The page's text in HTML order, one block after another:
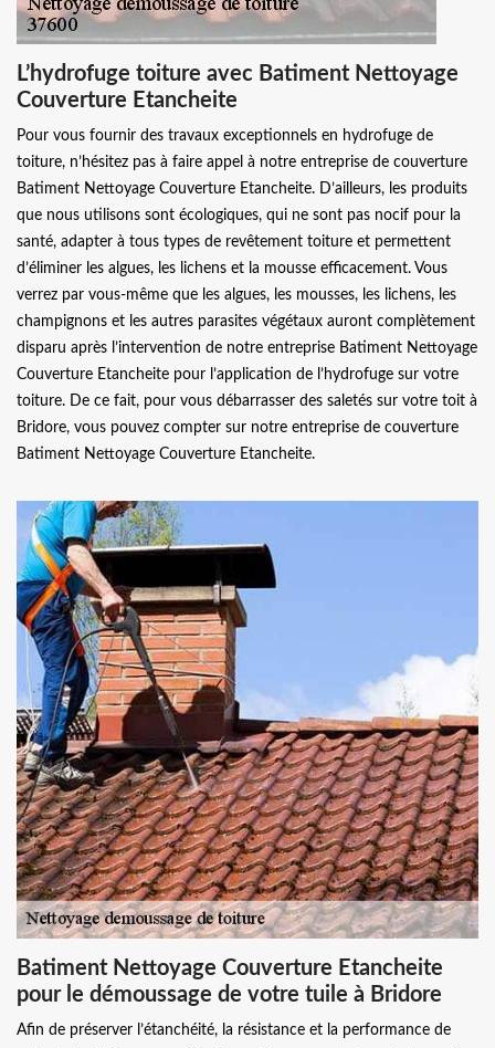
L’hydrofuge toiture avec Batiment Nettoyage
Couverture Etancheite
Pour vous fournir des travaux exceptionnels en hydrofuge de
toiture, n’hésitez pas à faire appel à notre entreprise de couverture
Batiment Nettoyage Couverture Etancheite. D’ailleurs, les produits
que nous utilisons sont écologiques, qui ne sont pas nocif pour la
santé, adapter à tous types de revêtement toiture et permettent
d’éliminer les algues, les lichens et la mousse efficacement. Vous
verrez par vous-même que les algues, les mousses, les lichens, les
champignons et les autres parasites végétaux auront complètement
disparu après l’intervention de notre entreprise Batiment Nettoyage
Couverture Etancheite pour l’application de l’hydrofuge sur votre
toiture. De ce fait, pour vous débarrasser des saletés sur votre toit à
Bridore, vous pouvez compter sur notre entreprise de couverture
Batiment Nettoyage Couverture Etancheite.
Batiment Nettoyage Couverture Etancheite
pour le démoussage de votre tuile à Bridore
Afin de préserver l’étanchéité, la résistance et la performance de